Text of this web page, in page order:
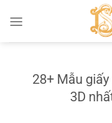
đến
28+ Mẫu
3D